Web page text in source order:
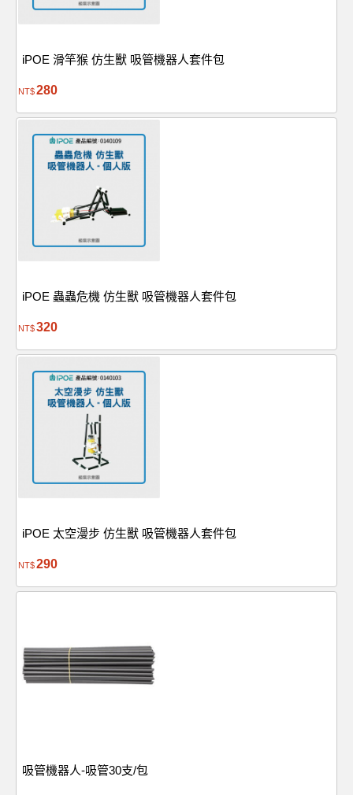
iPOE 滑竿猴 仿生獸 吸管機器人套件包
NT$280
iPOE 蟲蟲危機 仿生獸 吸管機器人套件包
NT$320
iPOE 太空漫步 仿生獸 吸管機器人套件包
NT$290
吸管機器人-吸管30支/包